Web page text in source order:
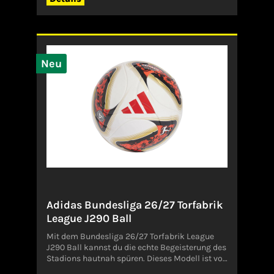
Trainingseinheiten mühelos stand und sorgt
für eine hohe Langlebigkeit. Das Gewicht von
entspricht von der Größe her aber einem
erfüllt die offiziellen FIFA-Qualitätsstandards
und ist damit absolut bereit für den nächsten
Spieltag. adidas liefert hier einen Trainingsball,
der Kontrolle, Strapazierfähigkeit und
Performance perfekt vereint, um die nächste
Generation von Fußballtalenten optimal zu
unterstützen.Angaben zum Hersteller (EU-
Produktsicherheitsverordnung, GPSR)ADIDAS
AG ADIDAS SALOMON AGADI-DASSLER-STR.
HerzogenaurachDeutschlandserviceinfo@onlin
Neu
Adidas Bundesliga 26/27 Torfabrik
League J290 Ball
Mit dem Bundesliga 26/27 Torfabrik League
J290 Ball kannst du die echte Begeisterung des
Stadions hautnah spüren. Dieses Modell ist von